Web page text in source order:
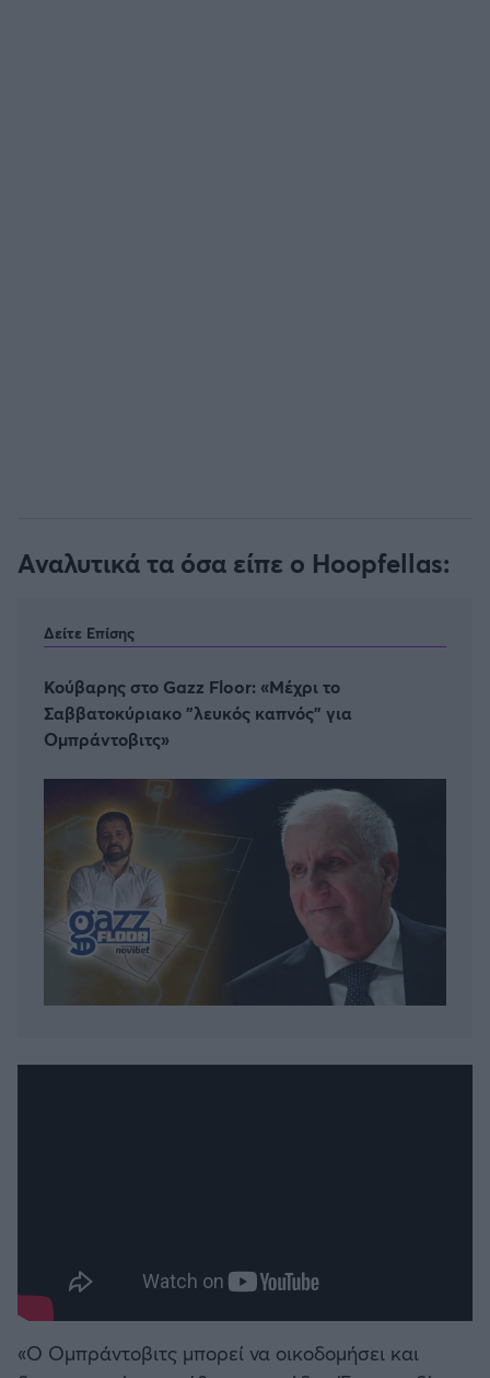
Αναλυτικά τα όσα είπε ο Hoopfellas:
Δείτε Επίσης
Κούβαρης στο Gazz Floor: «Μέχρι το
Σαββατοκύριακο "λευκός καπνός" για
Ομπράντοβιτς»
«Ο Ομπράντοβιτς μπορεί να οικοδομήσει και